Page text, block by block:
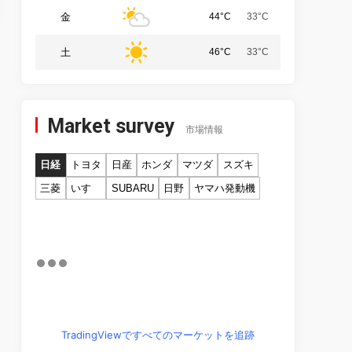
金 44°C 33°C
土 46°C 33°C
Market survey 市場情報
日経 トヨタ 日産 ホンダ マツダ
スズキ
三菱
いすゞ SUBARU 日野 ヤマハ発動機
TradingViewですべてのマーケットを追跡